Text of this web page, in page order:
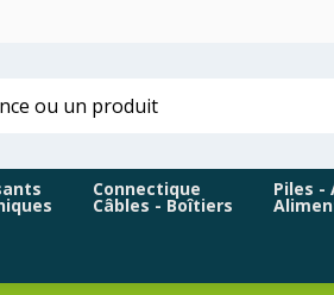
Connectique
Câbles - Boîtiers
Piles -